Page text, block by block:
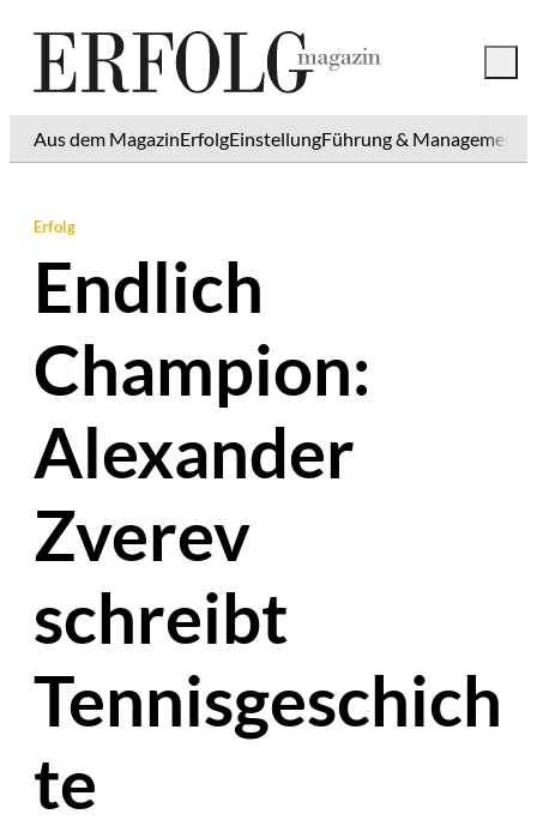
Aus dem MagazinErfolgEinstellungFührung & Management
Erfolg
Endlich
Champion:
Alexander
Zverev
schreibt
Tennisgeschich
te